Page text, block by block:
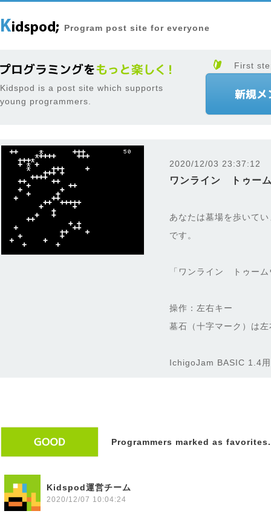
Program post site for everyone
Kidspod is a post site which supports
young programmers.
First
2020/12/03 23:37:12
ワンライン トゥー
あなたは墓場を歩いて
です。
「ワンライン トゥー
操作：左右キー
墓石（十字マーク）は
IchigoJam BASIC 1.4
Programmers marked as favorites.
Kidspod運営チーム
2020/12/07 10:04:24